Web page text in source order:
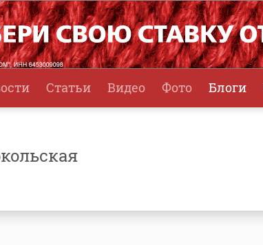
Статьи Видео Фото Блоги